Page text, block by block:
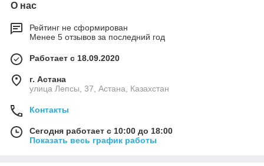
О нас
Рейтинг не сформирован
Менее 5 отзывов за последний год
Работает с 18.09.2020
г. Астана
улица Лепсы, 37, Астана, Казахстан
Контакты
Сегодня работает с 10:00 до 18:00
Показать весь график работы